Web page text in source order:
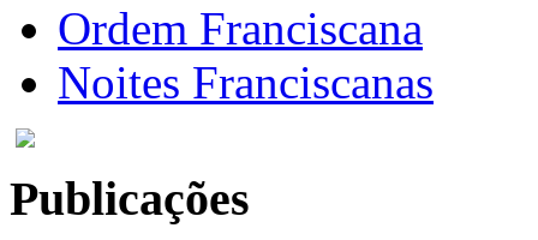
Ordem Franciscana
Noites Franciscanas
Publicações